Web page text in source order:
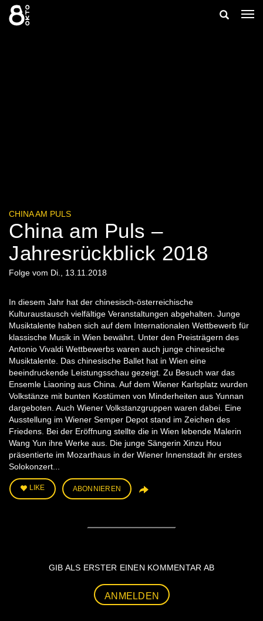
Zum
Inhalt
springen
Suche
CHINA AM PULS
China am Puls –
Jahresrückblick 2018
Folge vom Di., 13.11.2018
In diesem Jahr hat der chinesisch-österreichische
Kulturaustausch vielfältige Veranstaltungen abgehalten. Junge
Musiktalente haben sich auf dem Internationalen Wettbewerb für
klassische Musik in Wien bewährt. Unter den Preisträgern des
Antonio Vivaldi Wettbewerbs waren auch junge chinesiche
Musiktalente. Das chinesische Ballet hat in Wien eine
beeindruckende Leistungsschau gezeigt. Zu Besuch war das
Ensemle Liaoning aus China. Auf dem Wiener Karlsplatz wurden
Volkstänze mit bunten Kostümen von Minderheiten aus Yunnan
dargeboten. Auch Wiener Volkstanzgruppen waren dabei. Eine
Ausstellung im Wiener Semper Depot stand im Zeichen des
Friedens. Bei der Eröffnung stellte die in Wien lebende Malerin
Wang Yun ihre Werke aus. Die junge Sängerin Xinzu Hou
präsentierte im Mozarthaus in der Wiener Innenstadt ihr erstes
Solokonzert...
LIKE ABONNIEREN
GIB ALS ERSTER EINEN KOMMENTAR AB
ANMELDEN